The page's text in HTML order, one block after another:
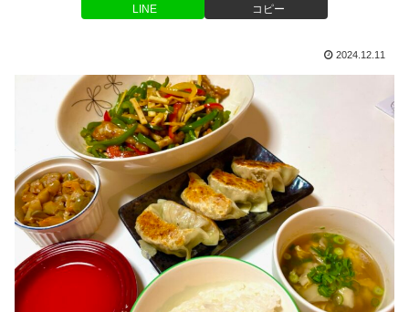
LINE コピー
2024.12.11